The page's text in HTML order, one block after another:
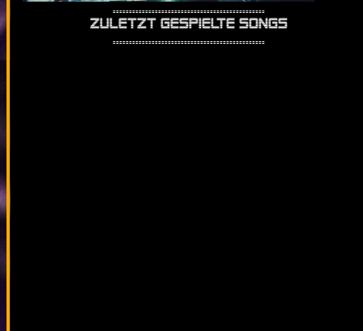
...............................................
Zuletzt gespielte Songs
...............................................